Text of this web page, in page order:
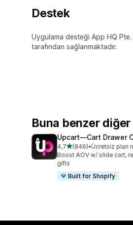
Destek
Uygulama desteği App HQ Pte.
tarafından sağlanmaktadır.
Buna benzer
Upcart—Cart Drawer
4,75 yıldız üzerinden
(846)
toplam 846 değerlendirme
•Ücretsiz plan
Boost AOV w/ slide cart,
gifts
Built for Shopify